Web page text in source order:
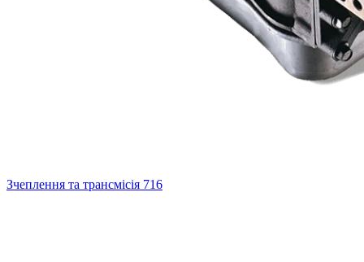
Зчеплення та трансмісія 716